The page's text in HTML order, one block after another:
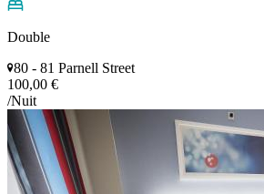
Double
80 - 81 Parnell Street
100,00 €
/Nuit